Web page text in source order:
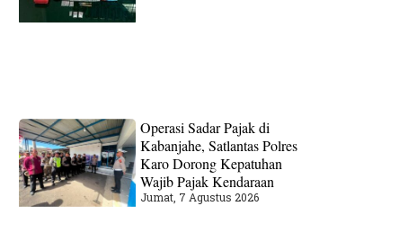
Operasi Sadar Pajak di
Kabanjahe, Satlantas Polres
Karo Dorong Kepatuhan
Wajib Pajak Kendaraan
Jumat, 7 Agustus 2026